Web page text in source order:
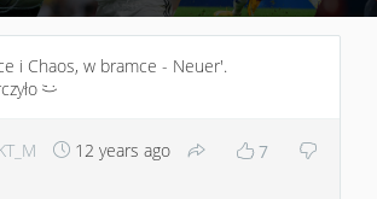
i Chaos, w bramce - Neuer'.
;)
12 years ago
7